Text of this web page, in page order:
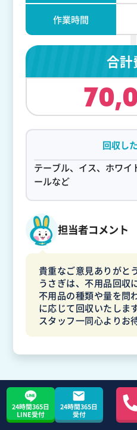
作業時間
合計
回収し
テーブル、イス、ホワ
ールなど
担当者コメント
貴重なご意見ありがと
うさぎは、不用品回収
不用品の種類や量を問
に応じて回収いたしま
スタッフ一同心よりお
橋爪さん
30代 / 神奈川県 /
24時間365日
LINE受付
24時間365日
受付